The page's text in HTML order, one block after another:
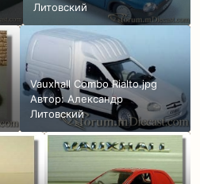
Литовский
Vauxhall Combo Rialto.jpg
Автор: Александр
Литовский